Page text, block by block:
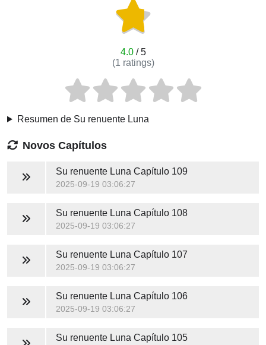
4.0/ 5
(1 ratings)
Resumen de Su renuente Luna
Novos Capítulos
Su renuente Luna Capítulo 109
2025-09-19 03:06:27
Su renuente Luna Capítulo 108
2025-09-19 03:06:27
Su renuente Luna Capítulo 107
2025-09-19 03:06:27
Su renuente Luna Capítulo 106
2025-09-19 03:06:27
Su renuente Luna Capítulo 105